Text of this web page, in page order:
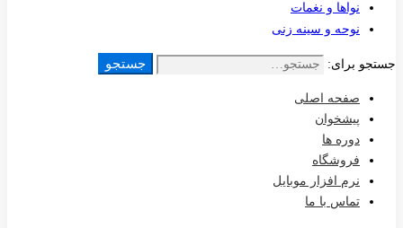
نواها و نغمات
نوحه و سینه زنی
جستجو برای: جستجو
صفحه اصلی
پیشخوان
دوره ها
فروشگاه
نرم افزار موبایل
تماس با ما